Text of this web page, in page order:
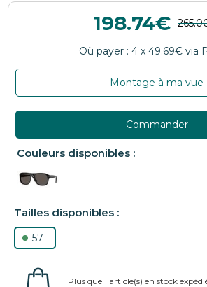
198.74
Montage à ma vue
Commander
57